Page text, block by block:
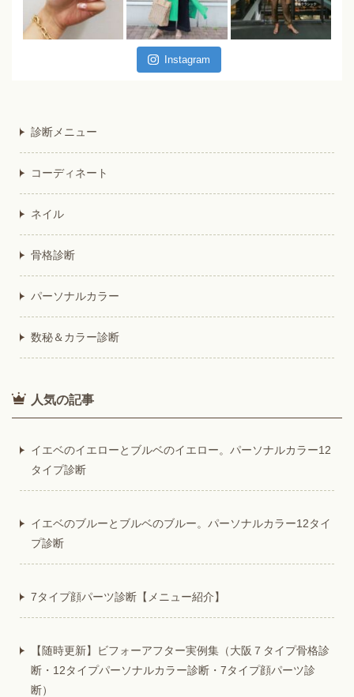
Instagram
診断メニュー
コーディネート
ネイル
骨格診断
パーソナルカラー
数秘＆カラー診断
人気の記事
イエベのイエローとブルベのイエロー。パーソナルカラー12
タイプ診断
イエベのブルーとブルベのブルー。パーソナルカラー12タイ
プ診断
7タイプ顔パーツ診断【メニュー紹介】
【随時更新】ビフォーアフター実例集（大阪７タイプ骨格診
断・12タイプパーソナルカラー診断・7タイプ顔パーツ診
断）